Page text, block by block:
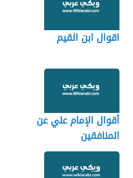
اقوال ابن القيم
أقوال الإمام علي عن
المنافقين